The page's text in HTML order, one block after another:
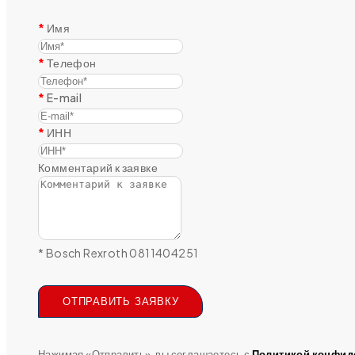
Имя
Телефон
E-mail
ИНН
Комментарий к заявке
* Bosch Rexroth 0811404251
ОТПРАВИТЬ ЗАЯВКУ